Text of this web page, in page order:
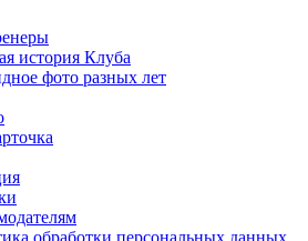
история Клуба
фото разных лет
обработки персональных данных